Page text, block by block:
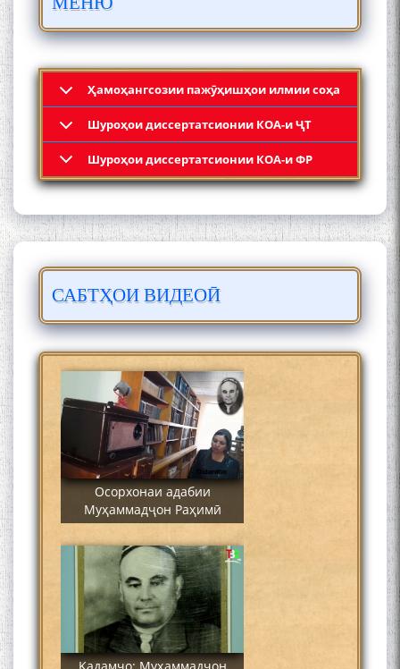
Ҳамоҳангсозии пажӯҳишҳои илмии соҳа
Шyроҳои диссертатсионии КОА-и ҶТ
Шyроҳои диссертатсионии КОА-и ФР
САБТҲОИ ВИДЕОӢ
МӮЪМИН ҚАНОАТ СОХТА
Кадамчо Худои Шарифзода
Сайре дар Осорхона
Муҳаммадҷон Раҳимӣ
Осорхонаи адабии
Муҳаммадҷон Раҳимӣ